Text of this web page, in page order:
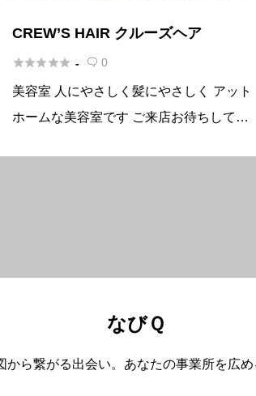
CREW’S HAIR クルーズヘア
 -  0
美容室 人にやさしく髪にやさしく アット
ホームな美容室です ご来店お待ちしてお
なびＱ
ら繋がる出会い。あなたの事業所を広め